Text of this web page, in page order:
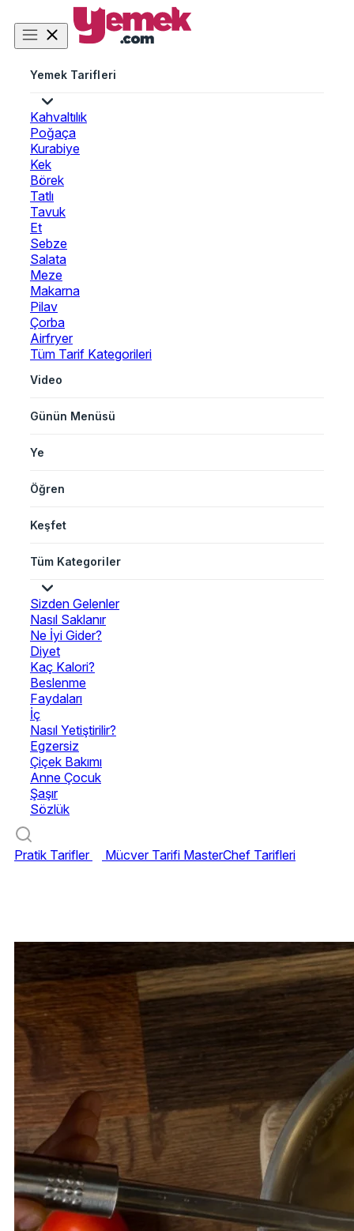
Yemek Tarifleri
Kahvaltılık
Poğaça
Kurabiye
Kek
Börek
Tatlı
Tavuk
Et
Sebze
Salata
Meze
Makarna
Pilav
Çorba
Airfryer
Tüm Tarif Kategorileri
Video
Günün Menüsü
Ye
Öğren
Keşfet
Tüm Kategoriler
Sizden Gelenler
Nasıl Saklanır
Ne İyi Gider?
Diyet
Kaç Kalori?
Beslenme
Faydaları
İç
Nasıl Yetiştirilir?
Egzersiz
Çiçek Bakımı
Anne Çocuk
Şaşır
Sözlük
Pratik Tarifler Mücver Tarifi MasterChef Tarifleri